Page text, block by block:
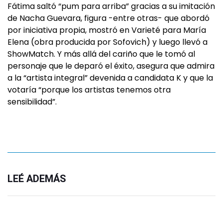
Fátima saltó “pum para arriba” gracias a su imitación
de Nacha Guevara, figura -entre otras- que abordó
por iniciativa propia, mostró en Varieté para María
Elena (obra producida por Sofovich) y luego llevó a
ShowMatch. Y más allá del cariño que le tomó al
personaje que le deparó el éxito, asegura que admira
a la “artista integral” devenida a candidata K y que la
votaría “porque los artistas tenemos otra
sensibilidad”.
LEÉ ADEMÁS